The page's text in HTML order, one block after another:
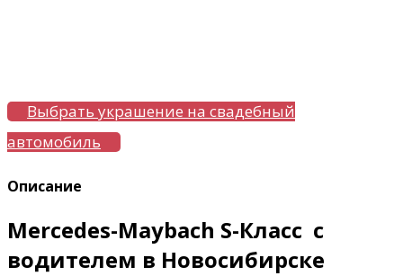
Выбрать украшение на свадебный
автомобиль
Описание
Mercedes-Maybach S-Класс с
водителем в Новосибирске